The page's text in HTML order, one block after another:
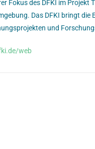
Fokus des DFKI im Projekt
Das DFKI bringt die
und
web